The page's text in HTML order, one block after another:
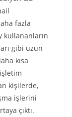
fazla
kullananların
gibi uzun
kısa
kişilerde,
işlerini
çıktı.